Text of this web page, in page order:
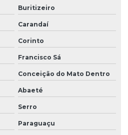
Buritizeiro
Carandaí
Corinto
Francisco Sá
Conceição do Mato Dentro
Abaeté
Serro
Paraguaçu